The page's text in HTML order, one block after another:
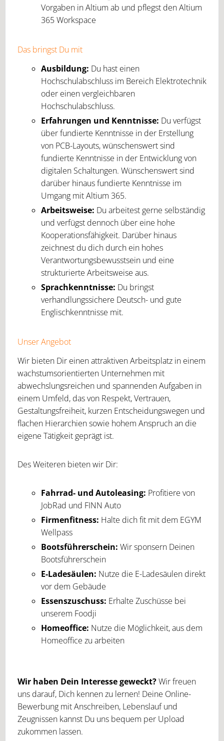
Vorgaben in Altium ab und pflegst den Altium
365 Workspace
Das bringst Du mit
Ausbildung: Du hast einen
Hochschulabschluss im Bereich Elektrotechnik
oder einen vergleichbaren
Hochschulabschluss.
Erfahrungen und Kenntnisse: Du verfügst
über fundierte Kenntnisse in der Erstellung
von PCB-Layouts, wünschenswert sind
fundierte Kenntnisse in der Entwicklung von
digitalen Schaltungen. Wünschenswert sind
darüber hinaus fundierte Kenntnisse im
Umgang mit Altium 365.
Arbeitsweise: Du arbeitest gerne selbständig
und verfügst dennoch über eine hohe
Kooperationsfähigkeit. Darüber hinaus
zeichnest du dich durch ein hohes
Verantwortungsbewusstsein und eine
strukturierte Arbeitsweise aus.
Sprachkenntnisse: Du bringst
verhandlungssichere Deutsch- und gute
Englischkenntnisse mit.
Unser Angebot
Wir bieten Dir einen attraktiven Arbeitsplatz in einem
wachstumsorientierten Unternehmen mit
abwechslungsreichen und spannenden Aufgaben in
einem Umfeld, das von Respekt, Vertrauen,
Gestaltungsfreiheit, kurzen Entscheidungswegen und
flachen Hierarchien sowie hohem Anspruch an die
eigene Tätigkeit geprägt ist.
Des Weiteren bieten wir Dir:
Fahrrad- und Autoleasing: Profitiere von
JobRad und FINN Auto
Firmenfitness: Halte dich fit mit dem EGYM
Wellpass
Bootsführerschein: Wir sponsern Deinen
Bootsführerschein
E-Ladesäulen: Nutze die E-Ladesäulen direkt
vor dem Gebäude
Essenszuschuss: Erhalte Zuschüsse bei
unserem Foodji
Homeoffice: Nutze die Möglichkeit, aus dem
Homeoffice zu arbeiten
Wir haben Dein Interesse geweckt?Wir freuen
uns darauf, Dich kennen zu lernen! Deine Online-
Bewerbung mit Anschreiben, Lebenslauf und
Zeugnissen kannst Du uns bequem per Upload
zukommen lassen.